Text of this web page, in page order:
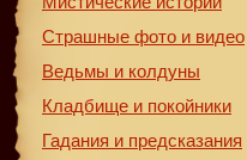
Страшные фото и видео
Ведьмы и колдуны
Кладбище и покойники
Гадания и предсказания